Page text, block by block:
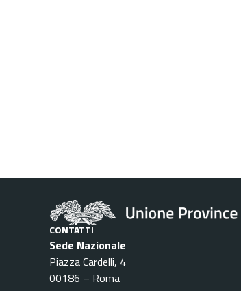
CONTATTI
Sede Nazionale
Piazza Cardelli, 4
00186 – Roma